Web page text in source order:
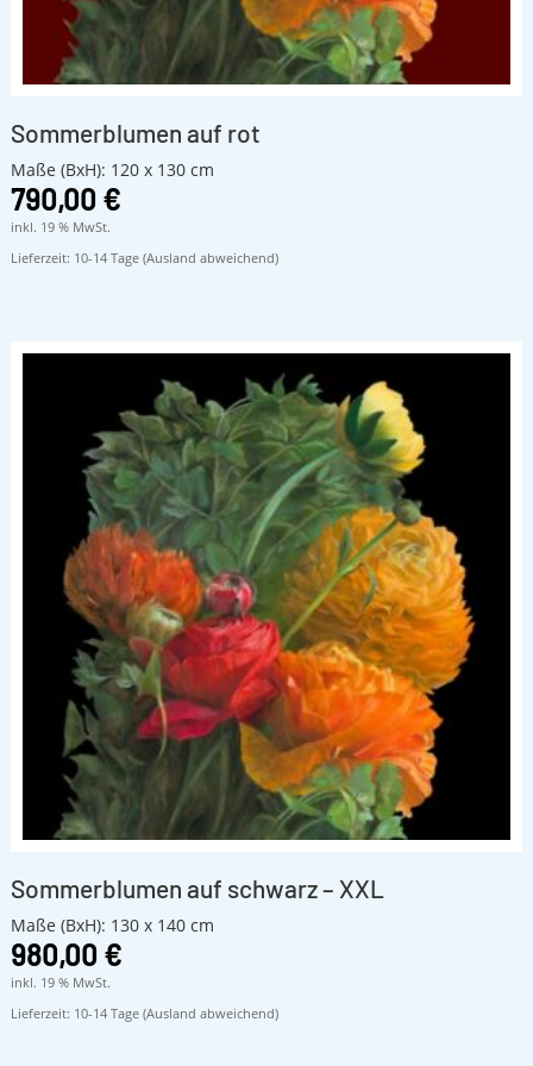
Sommerblumen auf rot
Maße (BxH): 120 x 130 cm
790,00 €
inkl. 19 % MwSt.
Lieferzeit: 10-14 Tage (Ausland abweichend)
Sommerblumen auf schwarz – XXL
Maße (BxH): 130 x 140 cm
980,00 €
inkl. 19 % MwSt.
Lieferzeit: 10-14 Tage (Ausland abweichend)